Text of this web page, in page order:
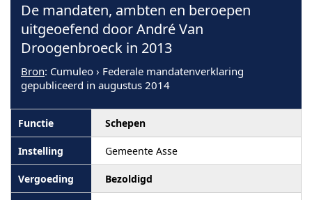
De mandaten, ambten en beroepen
uitgeoefend door André Van
Droogenbroeck in 2013
Bron: Cumuleo › Federale mandatenverklaring
gepubliceerd in augustus 2014
Schepen
Gemeente Asse
Bezoldigd